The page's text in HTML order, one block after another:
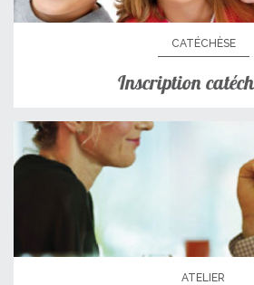
CATÉCHÈSE
Inscription
ATELIER